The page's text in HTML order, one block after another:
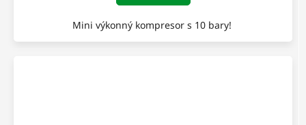
Mini výkonný kompresor s 10 bary!